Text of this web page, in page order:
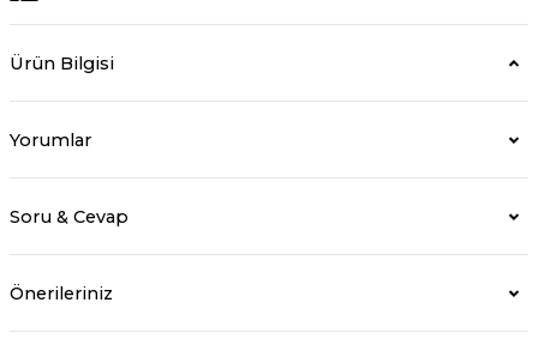
Ürün Bilgisi
Yorumlar
Soru & Cevap
Önerileriniz